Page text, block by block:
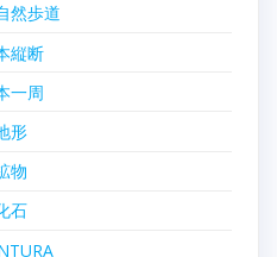
然歩道
縦断
一周
形
物
石